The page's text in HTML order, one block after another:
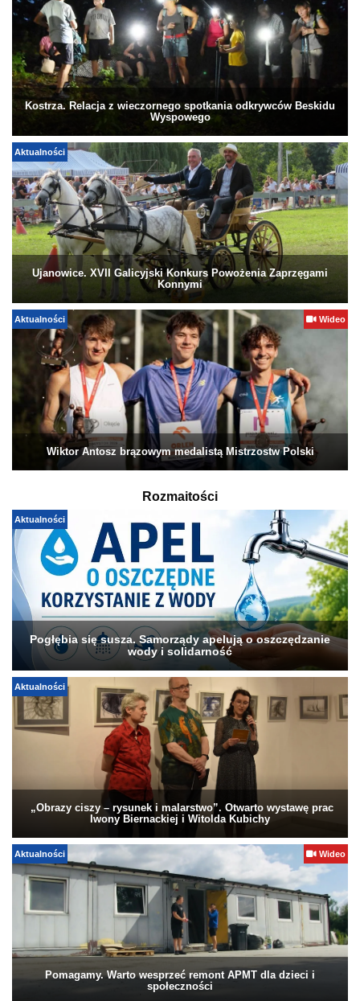
Kostrza. Relacja z wieczornego spotkania odkrywców Beskidu
Wyspowego
Aktualności
Ujanowice. XVII Galicyjski Konkurs Powożenia Zaprzęgami
Konnymi
Aktualności Wideo
Wiktor Antosz brązowym medalistą Mistrzostw Polski
Rozmaitości
Aktualności
Pogłębia się susza. Samorządy apelują o oszczędzanie
wody i solidarność
Aktualności
„Obrazy ciszy – rysunek i malarstwo”. Otwarto wystawę prac
Iwony Biernackiej i Witolda Kubichy
Aktualności Wideo
Pomagamy. Warto wesprzeć remont APMT dla dzieci i
społeczności